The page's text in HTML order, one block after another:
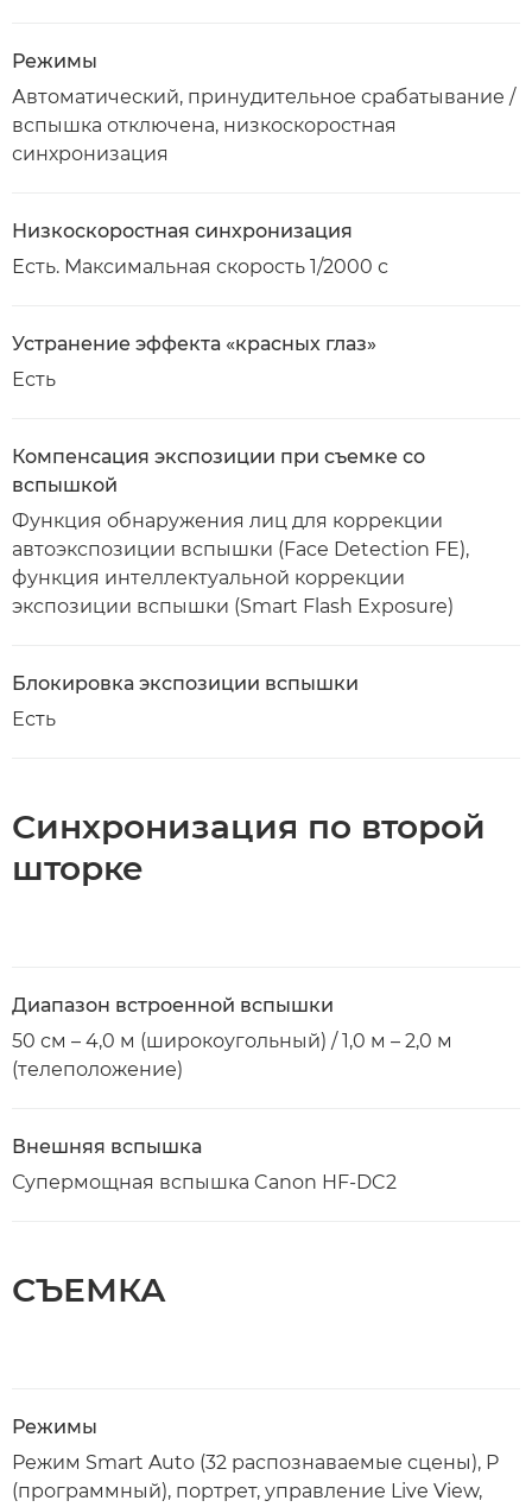
Режимы
Автоматический, принудительное срабатывание /
вспышка отключена, низкоскоростная
синхронизация
Низкоскоростная синхронизация
Есть. Максимальная скорость 1/2000 с
Устранение эффекта «красных глаз»
Есть
Компенсация экспозиции при съемке со
вспышкой
Функция обнаружения лиц для коррекции
автоэкспозиции вспышки (Face Detection FE),
функция интеллектуальной коррекции
экспозиции вспышки (Smart Flash Exposure)
Блокировка экспозиции вспышки
Есть
Синхронизация по второй
шторке
Диапазон встроенной вспышки
50 см – 4,0 м (широкоугольный) / 1,0 м – 2,0 м
(телеположение)
Внешняя вспышка
Супермощная вспышка Canon HF-DC2
СЪЕМКА
Режимы
Режим Smart Auto (32 распознаваемые сцены), P
(программный), портрет, управление Live View,